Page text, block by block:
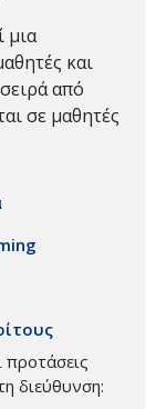
μια
και
από
σε μαθητές
προτάσεις
διεύθυνση: